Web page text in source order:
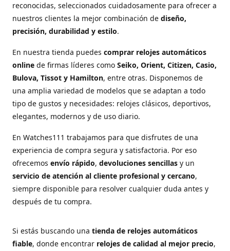
reconocidas, seleccionados cuidadosamente para ofrecer a
nuestros clientes la mejor combinación de diseño,
precisión, durabilidad y estilo.
En nuestra tienda puedes comprar relojes automáticos
online de firmas líderes como Seiko, Orient, Citizen, Casio,
Bulova, Tissot y Hamilton, entre otras. Disponemos de
una amplia variedad de modelos que se adaptan a todo
tipo de gustos y necesidades: relojes clásicos, deportivos,
elegantes, modernos y de uso diario.
En Watches111 trabajamos para que disfrutes de una
experiencia de compra segura y satisfactoria. Por eso
ofrecemos envío rápido, devoluciones sencillas y un
servicio de atención al cliente profesional y cercano,
siempre disponible para resolver cualquier duda antes y
después de tu compra.
Si estás buscando una tienda de relojes automáticos
fiable, donde encontrar relojes de calidad al mejor precio,